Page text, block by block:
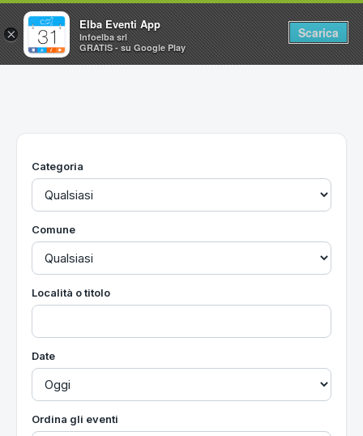
Home
Utilità
Categoria
Comune
Località o titolo
Date
Ordina gli eventi
×
Elba Eventi App
Infoelba srl
GRATIS - su Google Play
Scarica